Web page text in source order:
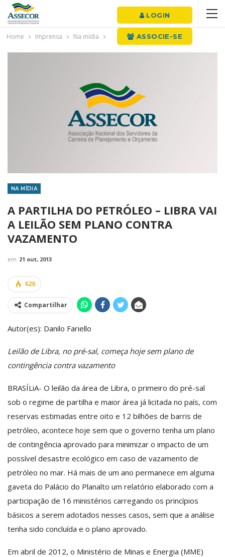
LOGIN
ASSOCIE-SE
Home Imprensa Na mídia
NA MÍDIA
A PARTILHA DO PETRÓLEO – LIBRA VAI
A LEILÃO SEM PLANO CONTRA
VAZAMENTO
em 21 out, 2013
626
Compartilhar
Autor(es): Danilo Fariello
Leilão de Libra, no pré-sal, começa hoje sem plano de
contingência contra vazamento
BRASÍLiA- O leilão da área de Libra, o primeiro do pré-sal
sob o regime de partilha e maior área já licitada no país, com
reservas estimadas entre oito e 12 bilhões de barris de
petróleo, acontece hoje sem que o governo tenha um plano
de contingência aprovado para minimizar o impacto de um
possível desastre ecológico em caso de vazamento de
petróleo no mar. Há mais de um ano permanece em alguma
gaveta do Palácio do Planalto um relatório elaborado com a
participação de 16 ministérios carregando os princípios
básicos a serem adotados nesses casos, sem que a análise
tenha sido concluída e o plano aprovado.
Em abril de 2012, o Ministério de Minas e Energia (MME)